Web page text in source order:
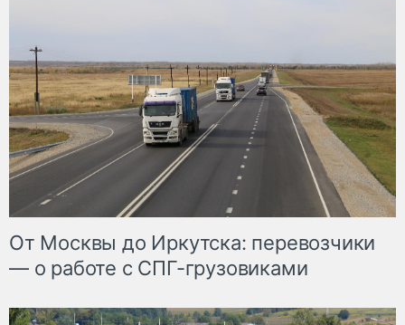
От Москвы до Иркутска: перевозчики
— о работе с СПГ-грузовиками